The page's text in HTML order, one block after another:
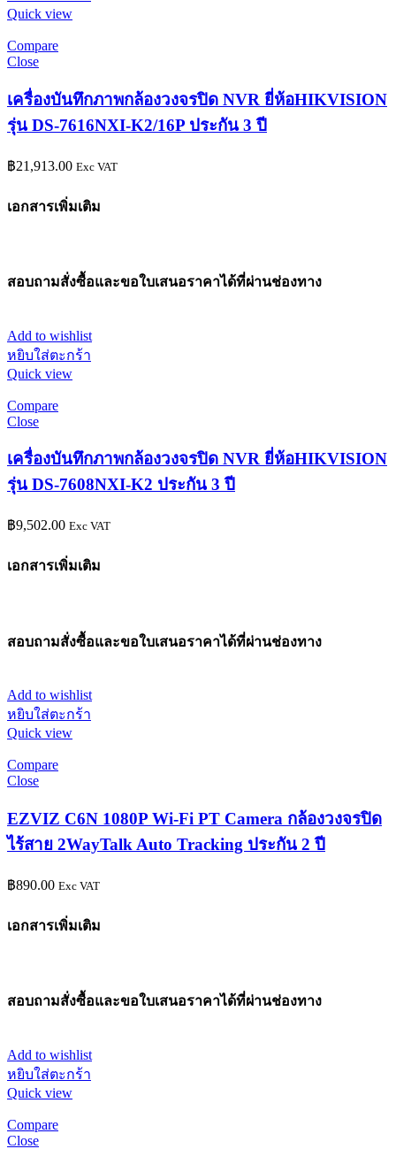
Quick view
Compare
Close
เครื่องบันทึกภาพกล้องวงจรปิด NVR ยี่ห้อHIKVISION
รุ่น DS-7616NXI-K2/16P ประกัน 3 ปี
฿21,913.00 Exc VAT
เอกสารเพิ่มเติม
สอบถามสั่งซื้อและขอใบเสนอราคาได้ที่ผ่านช่องทาง
Add to wishlist
หยิบใส่ตะกร้า
Quick view
Compare
Close
เครื่องบันทึกภาพกล้องวงจรปิด NVR ยี่ห้อHIKVISION
รุ่น DS-7608NXI-K2 ประกัน 3 ปี
฿9,502.00 Exc VAT
เอกสารเพิ่มเติม
สอบถามสั่งซื้อและขอใบเสนอราคาได้ที่ผ่านช่องทาง
Add to wishlist
หยิบใส่ตะกร้า
Quick view
Compare
Close
EZVIZ C6N 1080P Wi-Fi PT Camera กล้องวงจรปิด
ไร้สาย 2WayTalk Auto Tracking ประกัน 2 ปี
฿890.00 Exc VAT
เอกสารเพิ่มเติม
สอบถามสั่งซื้อและขอใบเสนอราคาได้ที่ผ่านช่องทาง
Add to wishlist
หยิบใส่ตะกร้า
Quick view
Compare
Close